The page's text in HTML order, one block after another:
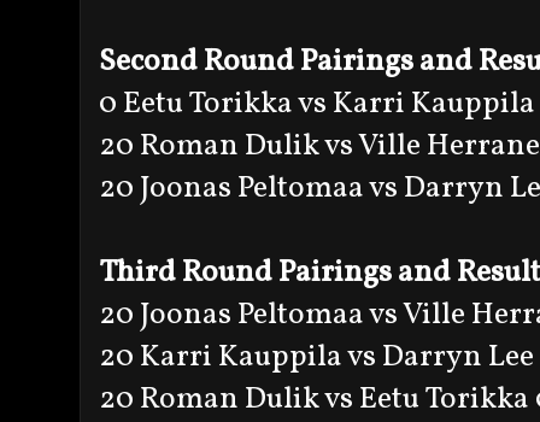
Second Round Pairings and
0 Eetu Torikka vs Karri
20 Roman Dulik vs Ville
20 Joonas Peltomaa vs Darryn
Third Round Pairings and
20 Joonas Peltomaa vs Ville
20 Karri Kauppila vs Darryn
20 Roman Dulik vs Eetu Torikka